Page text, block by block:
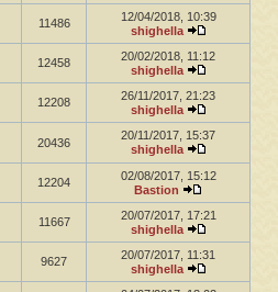
11486
12/04/2018, 10:39
shighella
12458
20/02/2018, 11:12
shighella
12208
26/11/2017, 21:23
shighella
20436
20/11/2017, 15:37
shighella
12204
02/08/2017, 15:12
Bastion
11667
20/07/2017, 17:21
shighella
9627
20/07/2017, 11:31
shighella